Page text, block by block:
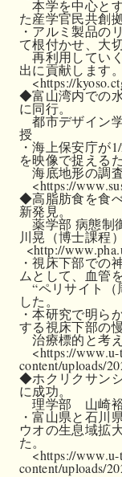
本学を中心と
た産学官民共創
・アルミ製品の
て根付かせ、大
再利用してい
出に貢献します。
<https://
◆富山湾内での
に同行。
都市デザイン学
授
・海上保安庁が
を映像で捉える
海底地形の調
<https://
◆高脂肪食を食
新発見。
薬学部 病態制
川晃（博士課程
  <http://www.pha.u-toyama.ac.jp/clinphar/index-j.html>
・視床下部での
ムとして、血管
“ペリサイト（
した。
・本研究で明ら
する視床下部の
治療標的と考
<https://www.u-
content/uploads/
◆ホクリクサン
に成功。
理学部　山崎裕
・富山県と石川
ウオの生息域拡
た。
<https://www.u-
content/uploads/